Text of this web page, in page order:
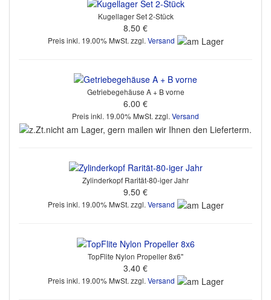
Kugellager Set 2-Stück
8.50 €
Preis inkl. 19.00% MwSt. zzgl. Versand
Getriebegehäuse A + B vorne
6.00 €
Preis inkl. 19.00% MwSt. zzgl. Versand
Zylinderkopf Rarität-80-iger Jahr
9.50 €
Preis inkl. 19.00% MwSt. zzgl. Versand
TopFlite Nylon Propeller 8x6"
3.40 €
Preis inkl. 19.00% MwSt. zzgl. Versand